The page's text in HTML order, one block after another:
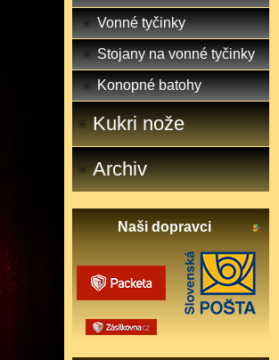
Vonné tyčinky
Stojany na vonné tyčinky
Konopné batohy
Kukri nože
Archiv
Naši dopravci